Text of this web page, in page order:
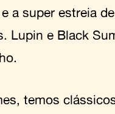
a super estreia
Lupin e Black
temos